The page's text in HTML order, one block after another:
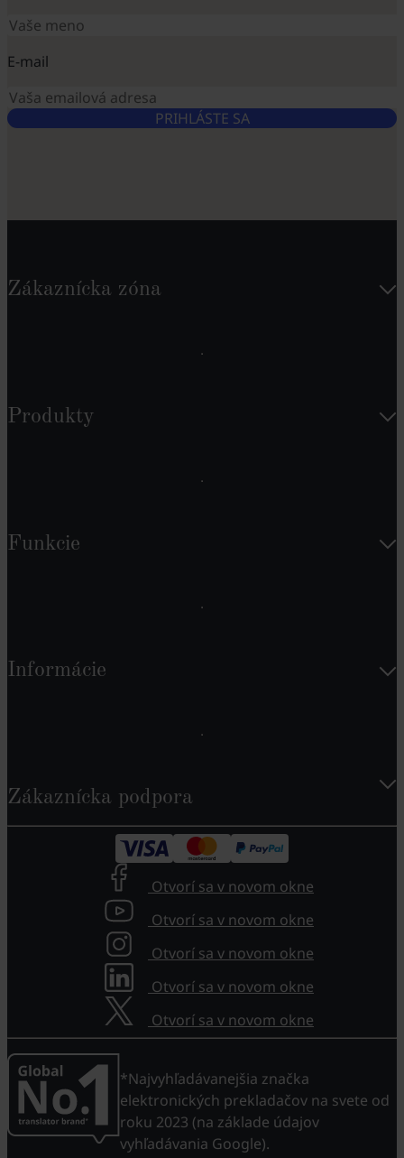
E-mail
PRIHLÁSTE SA
Zákaznícka zóna
Produkty
Funkcie
Informácie
Zákaznícka podpora
Otvorí sa v novom okne
Otvorí sa v novom okne
Otvorí sa v novom okne
Otvorí sa v novom okne
Otvorí sa v novom okne
*Najvyhľadávanejšia značka
elektronických prekladačov na svete od
roku 2023 (na základe údajov
vyhľadávania Google).